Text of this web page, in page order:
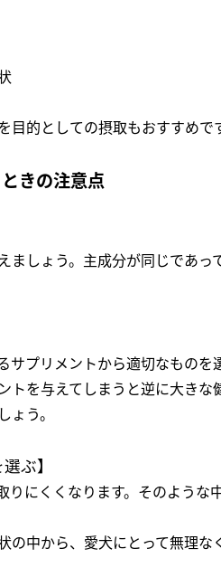
目的としての摂取もおすすめで
きの注意点
ましょう。主成分が同じであ
プリメントから適切なものを
トを与えてしまうと逆に大き
う。
ぶ】
りにくくなります。そのよう
の中から、愛犬にとって無理な